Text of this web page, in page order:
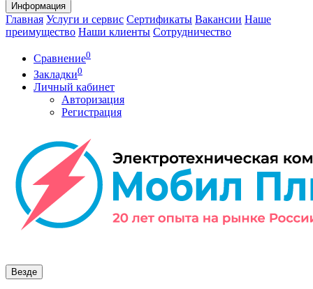
Информация
Главная Услуги и сервис Сертификаты Вакансии Наше
преимущество Наши клиенты Сотрудничество
Сравнение0
Закладки0
Личный кабинет
Авторизация
Регистрация
Везде